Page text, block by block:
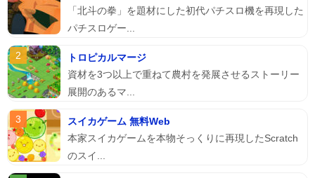
「北斗の拳」を題材にした初代パチスロ機を再現した
パチスロゲー...
トロピカルマージ
資材を3つ以上で重ねて農村を発展させるストーリー
展開のあるマ...
スイカゲーム 無料Web
本家スイカゲームを本物そっくりに再現したScratch
のスイ...